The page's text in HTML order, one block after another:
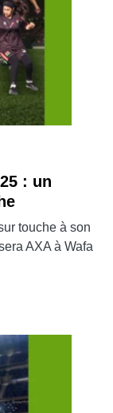
: un
touche à son
AXA à Wafa